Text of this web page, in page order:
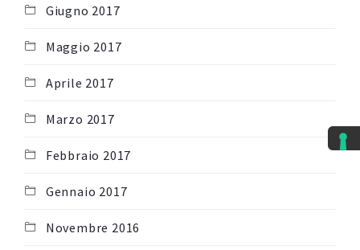
Giugno 2017
Maggio 2017
Aprile 2017
Marzo 2017
Febbraio 2017
Gennaio 2017
Novembre 2016